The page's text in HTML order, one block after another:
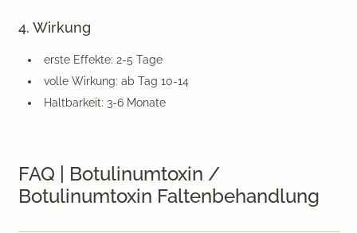
4. Wirkung
erste Effekte: 2-5 Tage
volle Wirkung: ab Tag 10-14
Haltbarkeit: 3-6 Monate
FAQ | Botulinumtoxin /
Botulinumtoxin Faltenbehandlung